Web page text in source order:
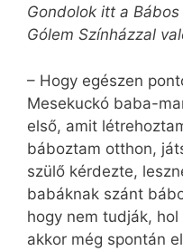
Gondolok itt a
Gólem Színházzal
– Hogy egészen
Mesekuckó baba-
első, amit
báboztam otthon,
szülő kérdezte,
babáknak szánt
hogy nem tudják,
akkor még spontán